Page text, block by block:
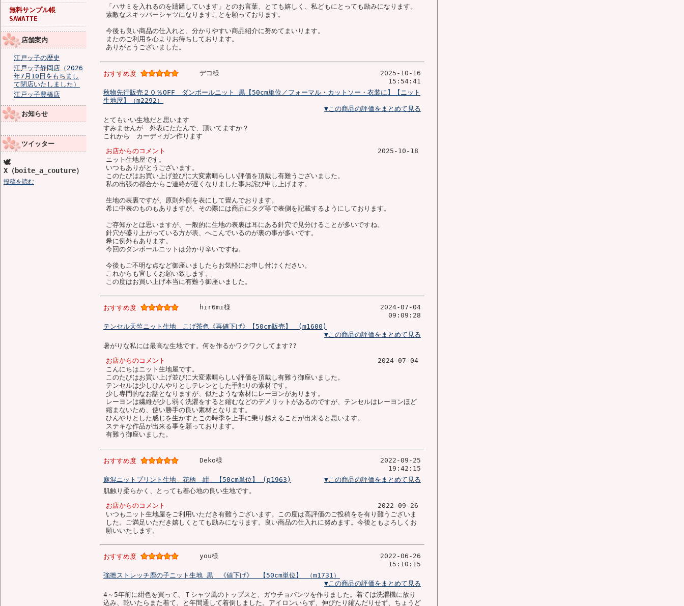
無料サンプル帳
SAWATTE
店舗案内
江戸ッ子の歴史
江戸ッ子静岡店（2026
年7月10日をもちまし
て閉店いたしました）
江戸ッ子豊橋店
お知らせ
ツイッター
🕊️
X（boite_a_couture）
投稿を読む
「ハサミを入れるのを躊躇しています」とのお言葉、とても嬉しく、私どもにとっても励みになります。
素敵なスキッパーシャツになりますことを願っております。
今後も良い商品の仕入れと、分かりやすい商品紹介に努めてまいります。
またのご利用を心よりお待ちしております。
ありがとうございました。
おすすめ度 デコ様
2025-10-16
15:54:41
秋物先行販売２０％OFF ダンボールニット 黒【50cm単位／フォーマル・カットソー・衣装に】【ニット
生地屋】（m2292）
▼この商品の評価をまとめて見る
とてもいい生地だと思います
すみませんが 外表にたたんで、頂いてますか？
これから カーディガン作ります
お店からのコメント
2025-10-18
ニット生地屋です。
いつもありがとうございます。
このたびはお買い上げ並びに大変素晴らしい評価を頂戴し有難うございました。
私の出張の都合からご連絡が遅くなりました事お詫び申し上げます。
生地の表裏ですが、原則外側を表にして畳んでおります。
希に中表のものもありますが、その際には商品にタグ等で表側を記載するようにしております。
ご存知かとは思いますが、一般的に生地の表裏は耳にある針穴で見分けることが多いですね。
針穴が盛り上がっている方が表、へこんでいるのが裏の事が多いです。
希に例外もあります。
今回のダンボールニットは分かり辛いですね。
今後もご不明な点など御座いましたらお気軽にお申し付けください。
これからも宜しくお願い致します。
この度はお買い上げ本当に有難う御座いました。
おすすめ度 hir6mi様
2024-07-04
09:09:28
テンセル天竺ニット生地 こげ茶色《再値下げ》【50cm販売】 (m1600)
▼この商品の評価をまとめて見る
暑がりな私には最高な生地です。何を作るかワクワクしてます??
お店からのコメント
2024-07-04
こんにちはニット生地屋です。
このたびはお買い上げ並びに大変素晴らしい評価を頂戴し有難う御座いました。
テンセルは少しひんやりとしテレンとした手触りの素材です。
少し専門的なお話となりますが、似たような素材にレーヨンがあります。
レーヨンは繊維が少し弱く洗濯をすると縮むなどのデメリットがあるのですが、テンセルはレーヨンほど
縮まないため、使い勝手の良い素材となります。
ひんやりとした感じを生かすとこの時季を上手に乗り越えることが出来ると思います。
ステキな作品が出来る事を願っております。
有難う御座いました。
おすすめ度 Deko様
2022-09-25
19:42:15
麻混ニットプリント生地 花柄 紺 【50cm単位】 (p1963)
▼この商品の評価をまとめて見る
肌触り柔らかく、とっても着心地の良い生地です。
お店からのコメント
2022-09-26
いつもニット生地屋をご利用いただき有難うございます。この度は高評価のご投稿をを有り難うございま
した。ご満足いただき嬉しくとても励みになります。良い商品の仕入れに努めます。今後ともよろしくお
願いいたします。
おすすめ度 you様
2022-06-26
15:10:15
強撚ストレッチ鹿の子ニット生地 黒 《値下げ》 【50cm単位】 （m1731）
▼この商品の評価をまとめて見る
4～5年前に紺色を買って、Ｔシャツ風のトップスと、ガウチョパンツを作りました。着ては洗濯機に放り
込み、乾いたらまた着て、と年間通して着倒しました。アイロンいらず、伸びたり縮んだりせず、ちょうど